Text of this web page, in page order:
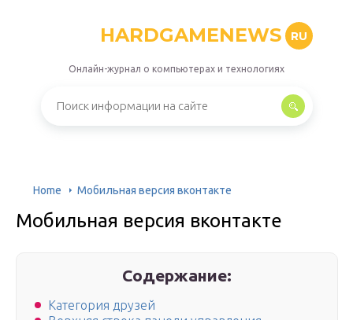
HARDGAMENEWS RU
Онлайн-журнал о компьютерах и технологиях
Home Мобильная версия вконтакте
Мобильная версия вконтакте
Содержание:
Категория друзей